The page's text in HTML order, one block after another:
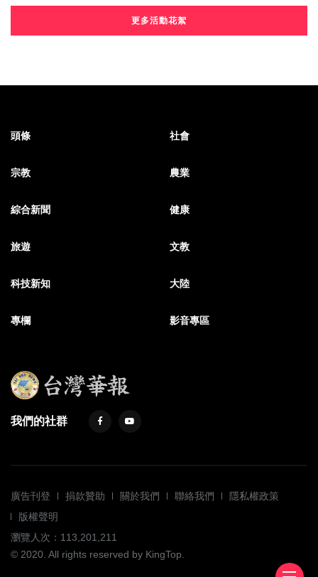
更多活動花絮
頭條 社會
宗教 農業
綜合新聞 健康
旅遊 文教
科技新知 大陸
專欄 影音專區
我們的社群
廣告刊登 捐款贊助 關於我們 聯絡我們
隱私權政策
版權聲明
瀏覽人次：113,201,211
© 2020. All rights reserved by KingTop.